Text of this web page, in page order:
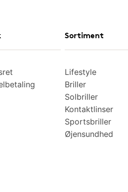
Sortiment
Lifestyle
Briller
Solbriller
Kontaktlinser
Sportsbriller
Øjensundhed